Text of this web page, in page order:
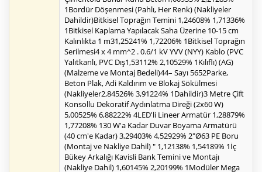
1Bordür Döşenmesi (Pahlı, Her Renk) (Nakliyeler
Dahildir)Bitkisel Toprağın Temini 1,24608% 1,71336%
1Bitkisel Kaplama Yapılacak Saha Üzerine 10-15 cm
Kalınlıkta 1 m31,25241% 1,72206% 1Bitkisel Toprağın
Serilmesi4 x 4 mm^2 . 0.6/1 kV YVV (NYY) Kablo (PVC
Yalıtkanlı, PVC Dış1,53112% 2,10529% 1Kılıflı) (AG)
(Malzeme ve Montaj Bedeli)44– Sayı 5652Parke,
Beton Plak, Adi Kaldırım ve Blokaj Sökülmesi
(Nakliyeler2,84526% 3,91224% 1Dahildir)3 Metre Çift
Konsollu Dekoratif Aydınlatma Direği (2x60 W)
5,00525% 6,88222% 4LED'li Lineer Armatür 1,28879%
1,77208% 130 W'a Kadar Duvar Boyama Armatürü
(40 cm'e Kadar) 3,29403% 4,52929% 2"Ø63 PE Boru
(Montaj ve Nakliye Dahil) " 1,12138% 1,54189% 1İç
Bükey Arkalığı Kavisli Bank Temini ve Montajı
(Nakliye Dahil) 1,60145% 2,20199% 1Modüler Mega